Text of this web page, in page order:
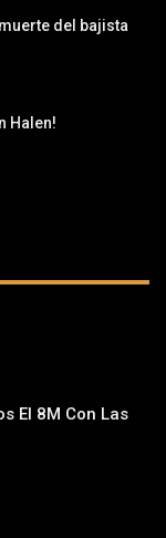
del bajista
Halen!
El 8M Con Las